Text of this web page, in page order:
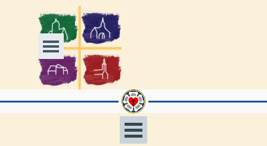
Direkt zum Seiteninhalt
Menü überspringen